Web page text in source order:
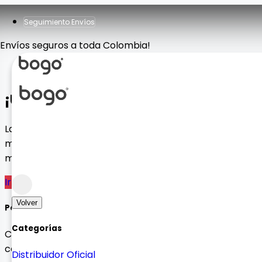
Seguimiento Envíos
Envíos seguros a toda Colombia!
Volver
Categorías
Distribuidor Oficial
¡Ups! Página no encontrada
La página que estás buscando no existe o ha sido
movida a otra ubicación. No te preocupes, tenemos
muchas opciones para ti.
Ir al Inicio
Política de devolución de 30 días
Compre sin preocupaciones con devoluciones sin
complicaciones